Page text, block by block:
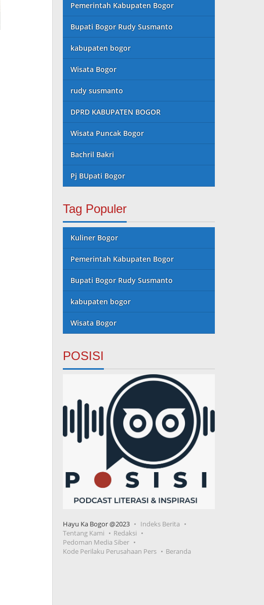
Pemerintah Kabupaten Bogor
Bupati Bogor Rudy Susmanto
kabupaten bogor
Wisata Bogor
rudy susmanto
DPRD KABUPATEN BOGOR
Wisata Puncak Bogor
Bachril Bakri
Pj BUpati Bogor
Tag Populer
Kuliner Bogor
Pemerintah Kabupaten Bogor
Bupati Bogor Rudy Susmanto
kabupaten bogor
Wisata Bogor
POSISI
Hayu Ka Bogor @2023
Indeks Berita
Tentang Kami
Redaksi
Pedoman Media Siber
Kode Perilaku Perusahaan Pers
Beranda